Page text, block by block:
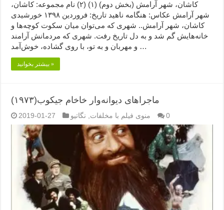
کاشان، شهر آرامش (بخش دوم) (۱) (۲) نام مجموعه: کاشان،
شهر آرامش عکاس: هنگامه ناهید تاریخ: فروردین ۱۳۹۸ خورشیدی
کاشان، شهر آرامش.. شهری که می‌توان میان سکوت کوچه‌ها و
خانه‌هایش گم شد و به دل تاریخ رفت. شهری که مردمانش آرامند
و مهربان و به تو، با روی گشاده، خوش‌آمد …
بیشتر بخوانید »
ماجراهای دیوانه‌وار خاخام جیکوب(۱۹۷۳)
2019-01-27 منوی فیلم با مخلفات نگاتیو 0